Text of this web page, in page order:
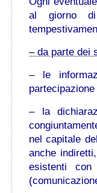
al giorno di
– da parte dei
– le
– la
nel capitale
anche
esistenti